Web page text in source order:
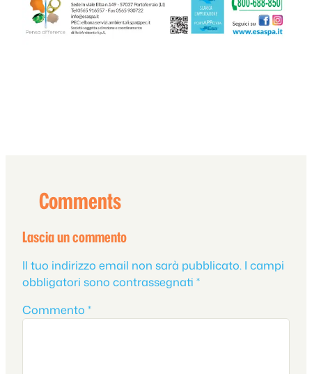
Comments
Lascia un commento
Il tuo indirizzo email non sarà pubblicato. I campi
obbligatori sono contrassegnati *
Commento *